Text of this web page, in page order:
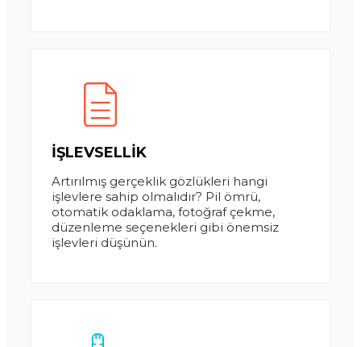
İŞLEVSELLİK
Artırılmış gerçeklik gözlükleri hangi
işlevlere sahip olmalıdır? Pil ömrü,
otomatik odaklama, fotoğraf çekme,
düzenleme seçenekleri gibi önemsiz
işlevleri düşünün.